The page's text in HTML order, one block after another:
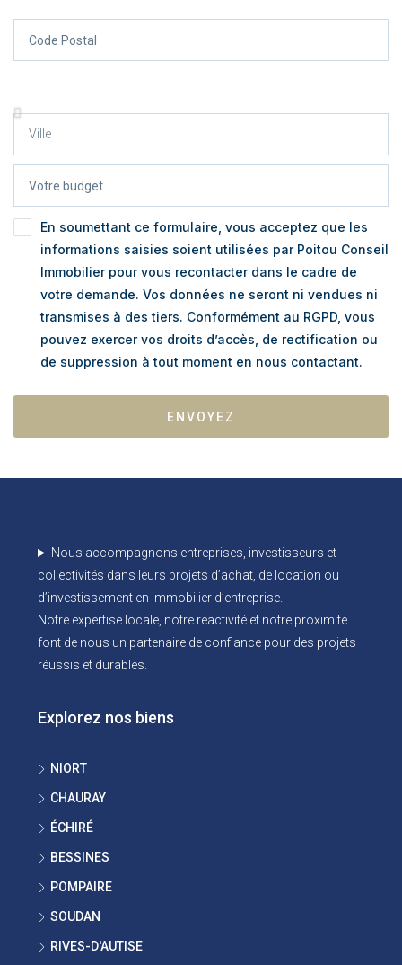
En soumettant ce formulaire, vous acceptez que les
informations saisies soient utilisées par Poitou Conseil
Immobilier pour vous recontacter dans le cadre de
votre demande. Vos données ne seront ni vendues ni
transmises à des tiers. Conformément au RGPD, vous
pouvez exercer vos droits d’accès, de rectification ou
de suppression à tout moment en nous contactant.
ENVOYEZ
Nous accompagnons entreprises, investisseurs et
collectivités dans leurs projets d’achat, de location ou
d’investissement en immobilier d’entreprise.
Notre expertise locale, notre réactivité et notre proximité
font de nous un partenaire de confiance pour des projets
réussis et durables.
Explorez nos biens
NIORT
CHAURAY
ÉCHIRÉ
BESSINES
POMPAIRE
SOUDAN
RIVES-D'AUTISE